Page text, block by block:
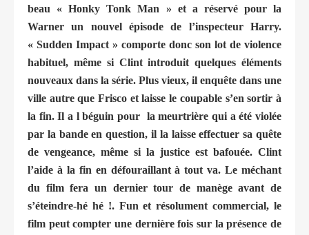
beau « Honky Tonk Man » et a réservé pour la
Warner un nouvel épisode de l’inspecteur Harry.
« Sudden Impact » comporte donc son lot de violence
habituel, même si Clint introduit quelques éléments
nouveaux dans la série. Plus vieux, il enquête dans une
ville autre que Frisco et laisse le coupable s’en sortir à
la fin. Il a l béguin pour la meurtrière qui a été violée
par la bande en question, il la laisse effectuer sa quête
de vengeance, même si la justice est bafouée. Clint
l’aide à la fin en défouraillant à tout va. Le méchant
du film fera un dernier tour de manège avant de
s’éteindre-hé hé !. Fun et résolument commercial, le
film peut compter une dernière fois sur la présence de